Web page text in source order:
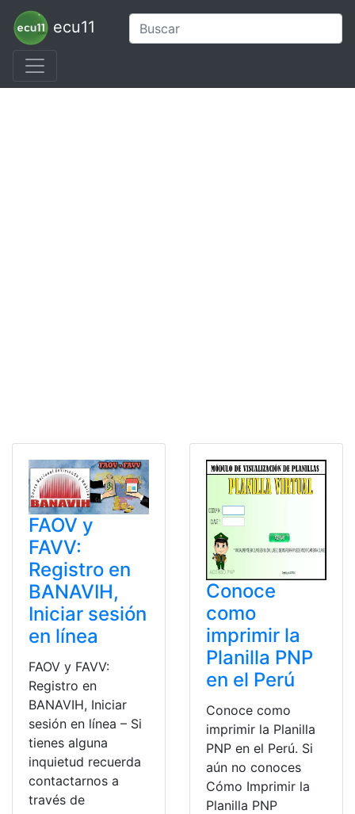
ecu11
FAOV y
FAVV:
Registro en
BANAVIH,
Iniciar sesión
en línea
FAOV y FAVV:
Registro en
BANAVIH, Iniciar
sesión en línea – Si
tienes alguna
inquietud recuerda
contactarnos a
través de
Conoce
como
imprimir la
Planilla PNP
en el Perú
Conoce como
imprimir la Planilla
PNP en el Perú. Si
aún no conoces
Cómo Imprimir la
Planilla PNP